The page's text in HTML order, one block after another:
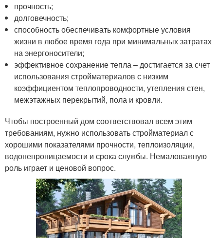
прочность;
долговечность;
способность обеспечивать комфортные условия
жизни в любое время года при минимальных затратах
на энергоносители;
эффективное сохранение тепла – достигается за счет
использования стройматериалов с низким
коэффициентом теплопроводности, утепления стен,
межэтажных перекрытий, пола и кровли.
Чтобы построенный дом соответствовал всем этим
требованиям, нужно использовать стройматериал с
хорошими показателями прочности, теплоизоляции,
водонепроницаемости и срока службы. Немаловажную
роль играет и ценовой вопрос.